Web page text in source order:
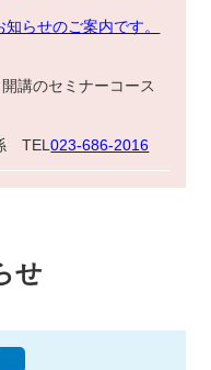
らせのご案内です。
講のセミナーコース
TEL023-686-2016
せ